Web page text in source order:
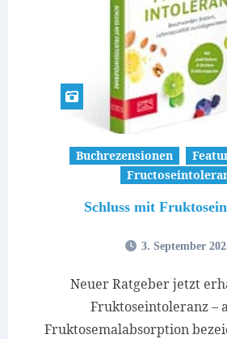
Buchrezensionen
Schluss mit
3. September
Neuer Ratgeber jetzt erhältlich. Die
Fruktoseintoleranz –
Fruktosemalabsorption